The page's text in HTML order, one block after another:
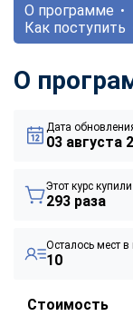
О программе
Как поступить
О
Дата
03 августа
Этот курс купили
293 раза
Осталось мест в
10
Стоимость